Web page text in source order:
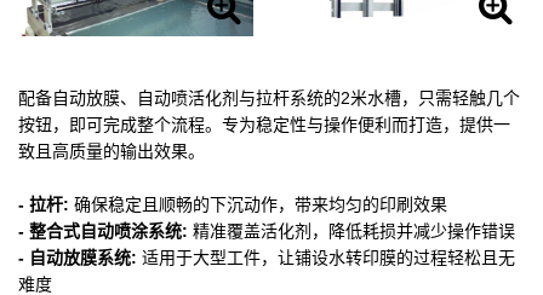
配备自动放膜、自动喷活化剂与拉杆系统的2米水槽，只需轻触几个
按钮，即可完成整个流程。专为稳定性与操作便利而打造，提供一
致且高质量的输出效果。
- 拉杆: 确保稳定且顺畅的下沉动作，带来均匀的印刷效果
- 整合式自动喷涂系统: 精准覆盖活化剂，降低耗损并减少操作错误
- 自动放膜系统: 适用于大型工件，让铺设水转印膜的过程轻松且无
难度